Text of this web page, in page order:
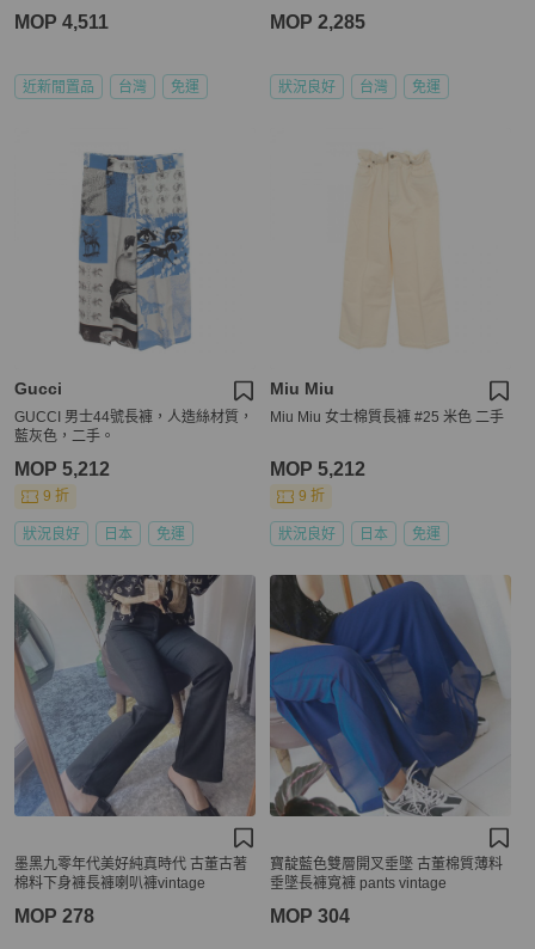
MOP 4,511
近新閒置品 台灣 免運
MOP 2,285
狀況良好 台灣 免運
Gucci
GUCCI 男士44號長褲，人造絲材質，
藍灰色，二手。
MOP 5,212
9 折
狀況良好 日本 免運
Miu Miu
Miu Miu 女士棉質長褲 #25 米色 二手
MOP 5,212
9 折
狀況良好 日本 免運
墨黑九零年代美好純真時代 古董古著
棉料下身褲長褲喇叭褲vintage
MOP 278
寶靛藍色雙層開叉垂墜 古董棉質薄料
垂墜長褲寬褲 pants vintage
MOP 304